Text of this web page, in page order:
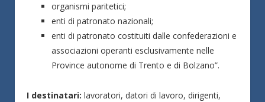
organismi paritetici;
enti di patronato nazionali;
enti di patronato costituiti dalle confederazioni e
associazioni operanti esclusivamente nelle
Province autonome di Trento e di Bolzano”.
I destinatari: lavoratori, datori di lavoro, dirigenti,